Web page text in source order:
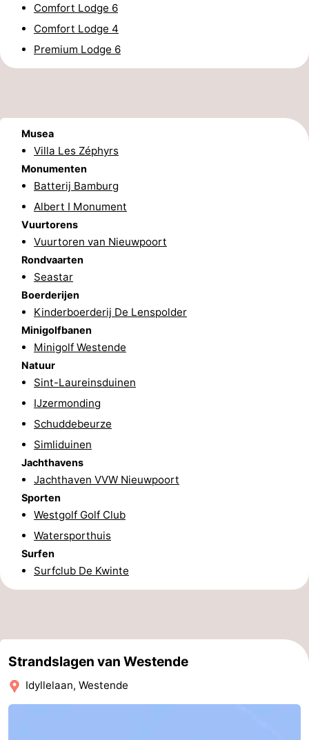
Medische
Vlaanderen
Brugge
Gent
Ieper
De
Kust
Natuur
Het
Zwin
Knokke-
Heist
Zeebrugge
Wenduine
Haan
Bredene
Oostende
Middelkerke
Nieuwpoort
Koksijde
-
Panne
Natuur
Weer
Comfort Lodge 6
Comfort Lodge 4
Premium Lodge 6
Musea
Villa Les Zéphyrs
Monumenten
Batterij Bamburg
Albert I Monument
Vuurtorens
Vuurtoren van Nieuwpoort
Rondvaarten
Seastar
Boerderijen
Kinderboerderij De Lenspolder
Minigolfbanen
Minigolf Westende
Natuur
Sint-Laureinsduinen
IJzermonding
Schuddebeurze
Simliduinen
Jachthavens
Jachthaven VVW Nieuwpoort
Sporten
Westgolf Golf Club
Watersporthuis
Surfen
Surfclub De Kwinte
Strandslagen van Westende
Idyllelaan, Westende